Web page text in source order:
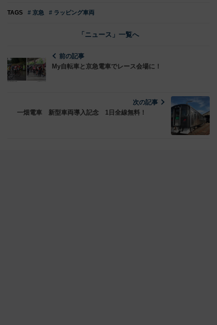
TAGS # 京急 # ラッピング車両
「ニュース」一覧へ
前の記事
My自転車と京急電車でレース会場に！
次の記事
一畑電車 新型車両導入記念 1日全線無料！